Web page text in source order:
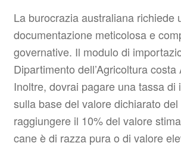
La burocrazia australiana richiede
documentazione meticolosa e
governative. Il modulo di
Dipartimento dell’Agricoltura costa
Inoltre, dovrai pagare una tassa di
sulla base del valore dichiarato
raggiungere il 10% del valore
cane è di razza pura o di valore